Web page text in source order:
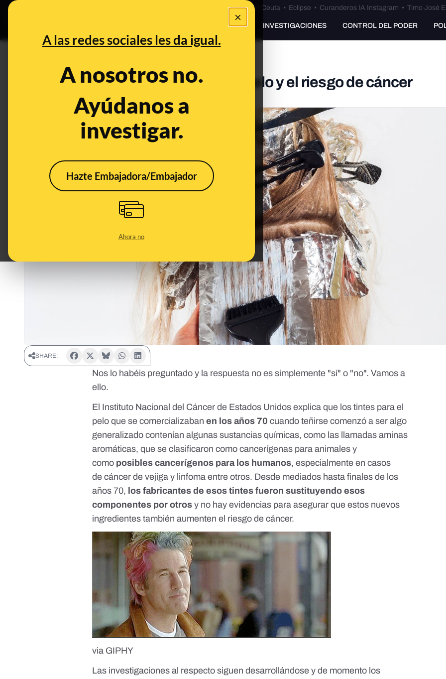
×
A las redes sociales les da igual.
A nosotros no.
Ayúdanos a
investigar.
Hazte Embajadora/Embajador
Ahora no
Especial Ceuta•Bulos Ceuta • Eclipse • Curanderos IA Instagram • Timo José
PREBUNKING INVESTIGACIONES CONTROL DEL PODER
Lo que sabemos sobre teñirse el pelo y el riesgo de cáncer
Sep 18, 2018, 6:42:15 AM
SHARE:
Nos lo habéis preguntado y la respuesta no es simplemente "sí" o "no". Vamos a
ello.
El Instituto Nacional del Cáncer de Estados Unidosexplica que los tintes para el
pelo que se comercializabanen los años 70 cuando teñirse comenzó a ser algo
generalizado contenían algunas sustancias químicas, como las llamadas aminas
aromáticas, que se clasificaron como cancerígenas para animales y
como posibles cancerígenos para los humanos, especialmente en casos
decáncer de vejiga y linfoma entre otros. Desde mediados hasta finales de los
años 70, los fabricantes de esos tintes fueron sustituyendo esos
componentes por otros y no hay evidencias para asegurar que estos nuevos
ingredientes también aumenten el riesgo de cáncer.
via GIPHY
Las investigaciones al respecto siguen desarrollándose y de momento los